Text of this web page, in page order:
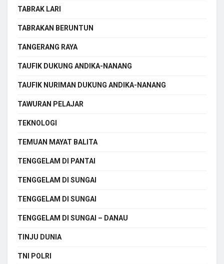
TABRAK LARI
TABRAKAN BERUNTUN
TANGERANG RAYA
TAUFIK DUKUNG ANDIKA-NANANG
TAUFIK NURIMAN DUKUNG ANDIKA-NANANG
TAWURAN PELAJAR
TEKNOLOGI
TEMUAN MAYAT BALITA
TENGGELAM DI PANTAI
TENGGELAM DI SUNGAI
TENGGELAM DI SUNGAI
TENGGELAM DI SUNGAI – DANAU
TINJU DUNIA
TNI POLRI